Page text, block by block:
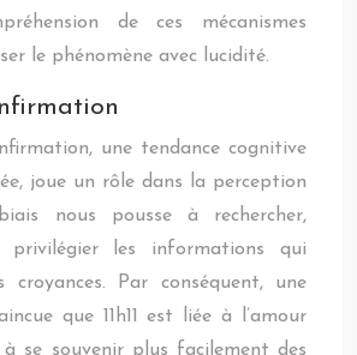
de ces mécanismes
le phénomène avec lucidité.
une tendance cognitive
joue un rôle dans la perception
nous pousse à rechercher,
les informations qui
croyances. Par conséquent, une
que 11h11 est liée à l’amour
se souvenir plus facilement des